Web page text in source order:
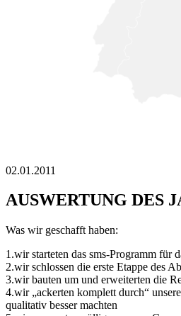
02.01.2011
AUSWERTUNG DES
Was wir geschafft haben:
1.wir starteten das sms-Programm für
2.wir schlossen die erste Etappe des
3.wir bauten um und erweiterten die
4.wir „ackerten komplett durch“
qualitativ besser machten